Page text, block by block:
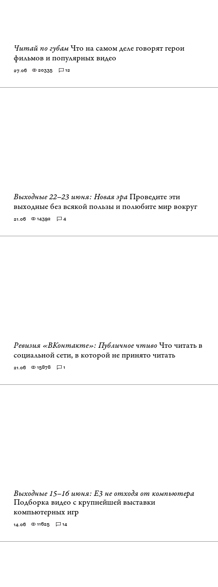
Читай по губамЧто на самом деле говорят герои
фильмов и популярных видео
27.06 20335 12
Выходные 22–23 июня: Новая эраПроведите эти
выходные без всякой пользы и полюбите мир вокруг
21.06 14392 4
Ревизия «ВКонтакте»: Публичное чтивоЧто читать в
социальной сети, в которой не принято читать
21.06 15878 1
Выходные 15–16 июня: E3 не отходя от компьютера
Подборка видео с крупнейшей выставки
компьютерных игр
14.06 11625 14